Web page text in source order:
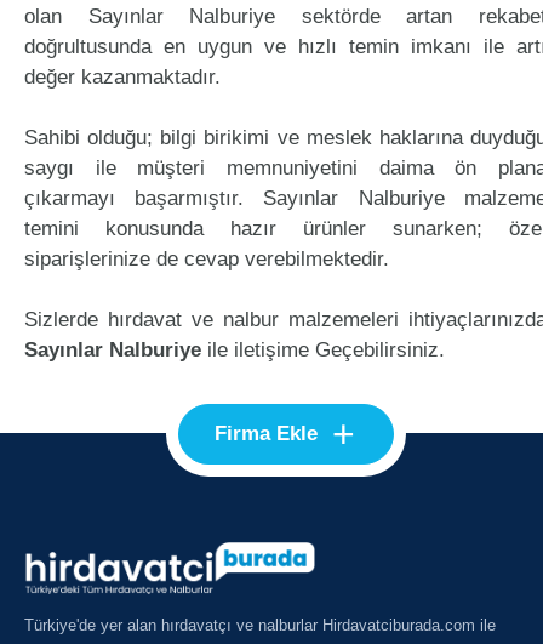
olan Sayınlar Nalburiye sektörde artan
doğrultusunda en uygun ve hızlı temin imkanı ile
değer kazanmaktadır.
Sahibi olduğu; bilgi birikimi ve meslek haklarına
saygı ile müşteri memnuniyetini daima ön
çıkarmayı başarmıştır. Sayınlar Nalburiye
temini konusunda hazır ürünler sunarken;
siparişlerinize de cevap verebilmektedir.
Sizlerde hırdavat ve nalbur malzemeleri
Sayınlar Nalburiye ile iletişime Geçebilirsiniz.
Firma Ekle +
Türkiye'de yer alan hırdavatçı ve nalburlar Hirdavatciburada.com ile